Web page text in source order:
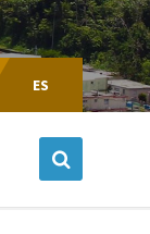
Escoger
Lenguaje:
ES